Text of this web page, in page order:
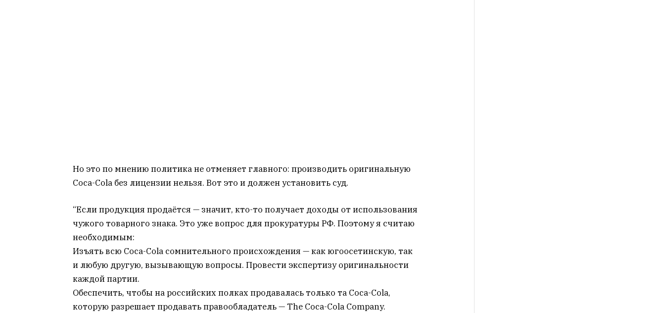
Но это по мнению политика не отменяет главного: производить оригинальную
Coca-Cola без лицензии нельзя. Вот это и должен установить суд.
“Если продукция продаётся — значит, кто-то получает доходы от использования
чужого товарного знака. Это уже вопрос для прокуратуры РФ. Поэтому я считаю
необходимым:
Изъять всю Coca-Cola сомнительного происхождения — как югоосетинскую, так
и любую другую, вызывающую вопросы. Провести экспертизу оригинальности
каждой партии.
Обеспечить, чтобы на российских полках продавалась только та Coca-Cola,
которую разрешает продавать правообладатель — The Coca-Cola Company.